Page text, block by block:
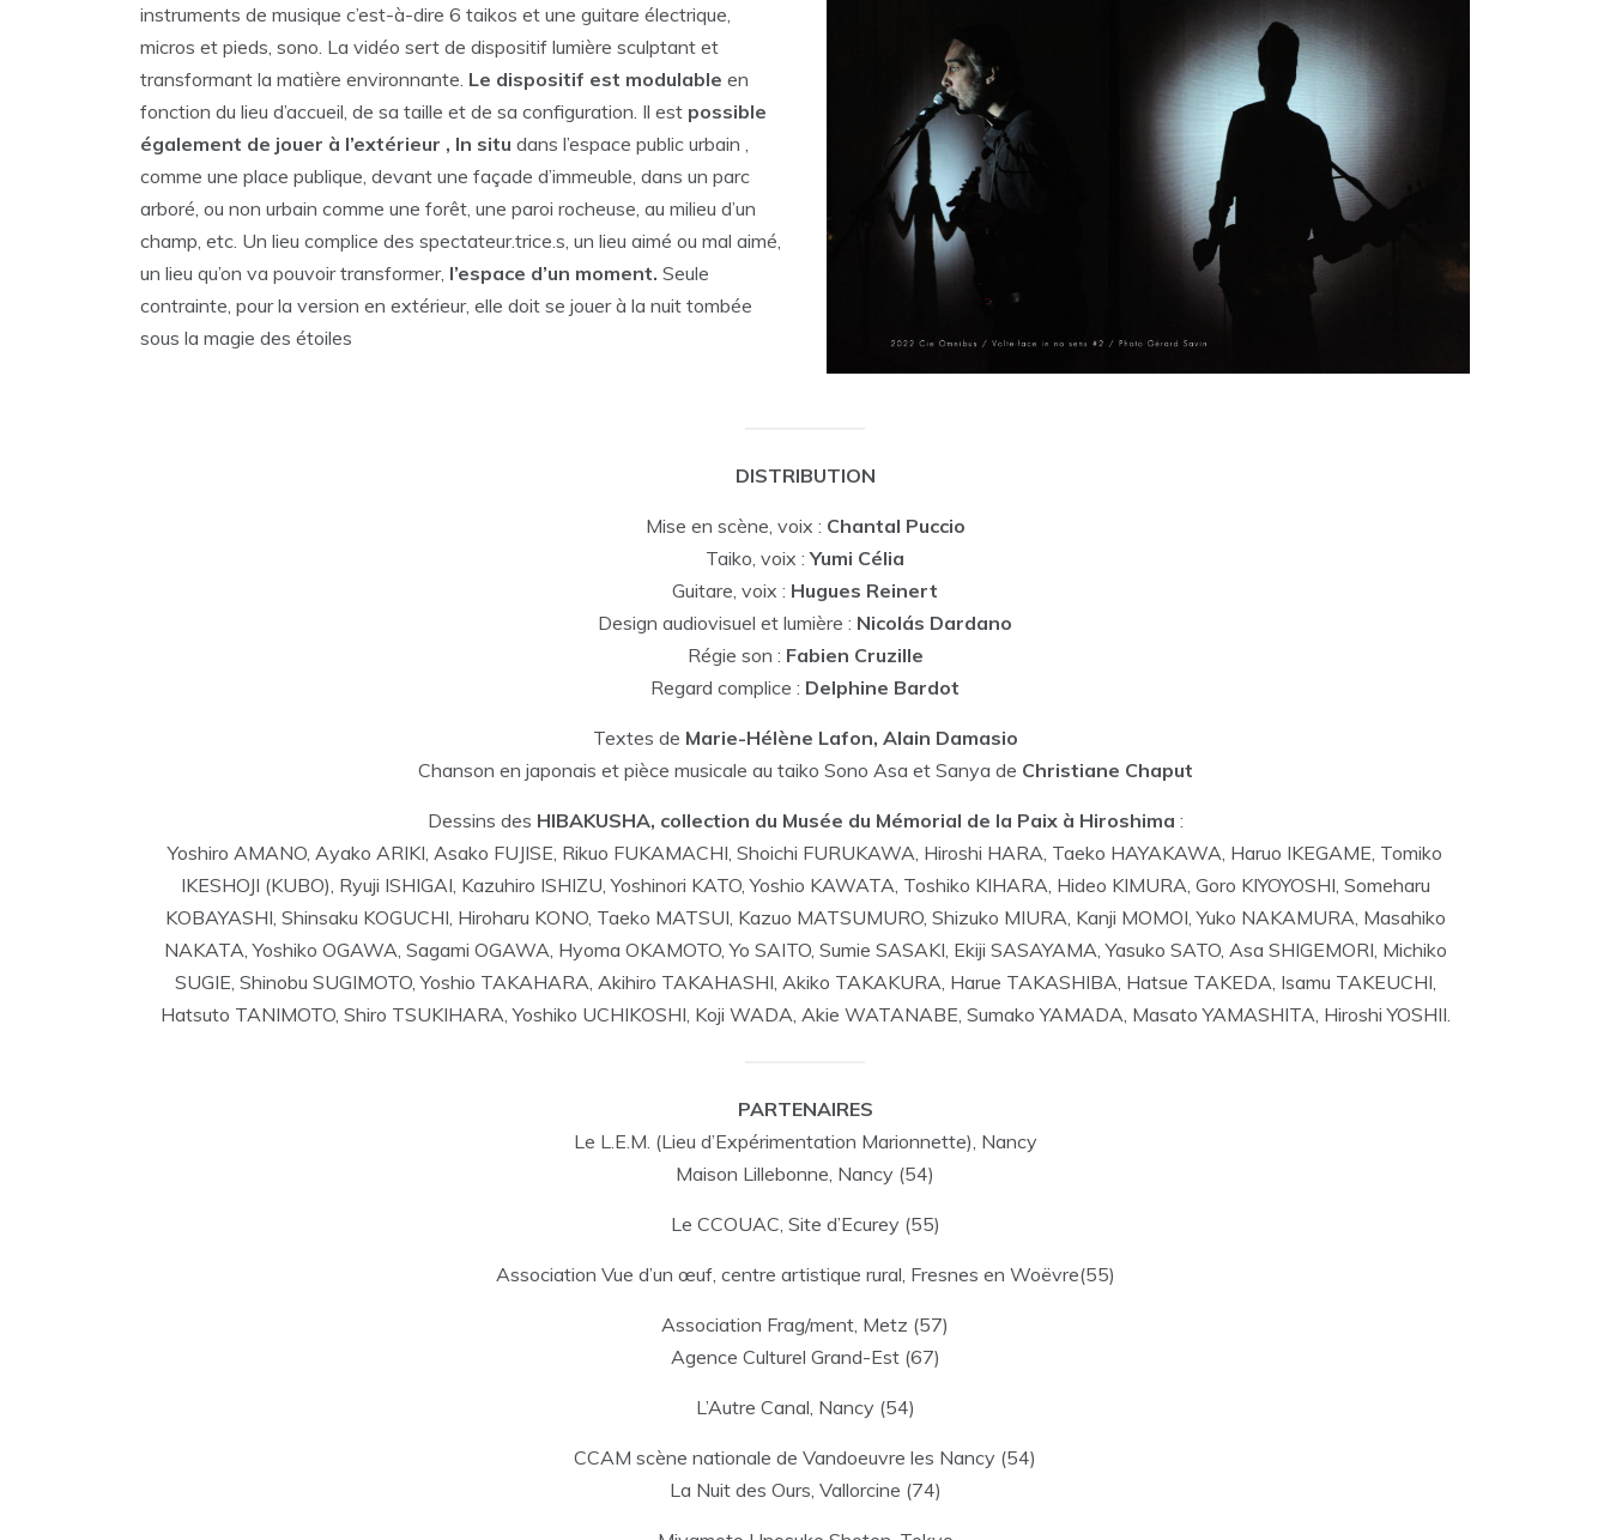
instruments de musique c’est-à-dire 6 taikos et une guitare électrique,
micros et pieds, sono. La vidéo sert de dispositif lumière sculptant et
transformant la matière environnante. Le dispositif est modulable en
fonction du lieu d’accueil, de sa taille et de sa configuration. Il est possible
également de jouer à l’extérieur , In situ dans l’espace public urbain ,
comme une place publique, devant une façade d’immeuble, dans un parc
arboré, ou non urbain comme une forêt, une paroi rocheuse, au milieu d’un
champ, etc. Un lieu complice des spectateur.trice.s, un lieu aimé ou mal aimé,
un lieu qu’on va pouvoir transformer, l’espace d’un moment. Seule
contrainte, pour la version en extérieur, elle doit se jouer à la nuit tombée
sous la magie des étoiles
DISTRIBUTION
Mise en scène, voix : Chantal Puccio
Taiko, voix :Yumi Célia
Guitare, voix : Hugues Reinert
Design audiovisuel et lumière : Nicolás Dardano
Régie son : Fabien Cruzille
Regard complice : Delphine Bardot
Textes de Marie-Hélène Lafon, Alain Damasio
Chanson en japonais et pièce musicale au taiko Sono Asa et Sanya de Christiane Chaput
Dessins des HIBAKUSHA, collection du Musée du Mémorial de la Paix à Hiroshima :
Yoshiro AMANO, Ayako ARIKI, Asako FUJISE, Rikuo FUKAMACHI, Shoichi FURUKAWA, Hiroshi HARA, Taeko HAYAKAWA, Haruo IKEGAME, Tomiko
IKESHOJI (KUBO), Ryuji ISHIGAI, Kazuhiro ISHIZU, Yoshinori KATO, Yoshio KAWATA, Toshiko KIHARA, Hideo KIMURA, Goro KIYOYOSHI, Someharu
KOBAYASHI, Shinsaku KOGUCHI, Hiroharu KONO, Taeko MATSUI, Kazuo MATSUMURO, Shizuko MIURA, Kanji MOMOI, Yuko NAKAMURA, Masahiko
NAKATA, Yoshiko OGAWA, Sagami OGAWA, Hyoma OKAMOTO, Yo SAITO, Sumie SASAKI, Ekiji SASAYAMA, Yasuko SATO, Asa SHIGEMORI, Michiko
SUGIE, Shinobu SUGIMOTO, Yoshio TAKAHARA, Akihiro TAKAHASHI, Akiko TAKAKURA, Harue TAKASHIBA, Hatsue TAKEDA, Isamu TAKEUCHI,
Hatsuto TANIMOTO, Shiro TSUKIHARA, Yoshiko UCHIKOSHI, Koji WADA, Akie WATANABE, Sumako YAMADA, Masato YAMASHITA, Hiroshi YOSHII.
PARTENAIRES
Le L.E.M. (Lieu d’Expérimentation Marionnette), Nancy
Maison Lillebonne, Nancy (54)
Le CCOUAC, Site d’Ecurey (55)
Association Vue d’un œuf, centre artistique rural, Fresnes en Woëvre(55)
Association Frag/ment, Metz (57)
Agence Culturel Grand-Est (67)
L’Autre Canal, Nancy (54)
CCAM scène nationale de Vandoeuvre les Nancy (54)
La Nuit des Ours, Vallorcine (74)